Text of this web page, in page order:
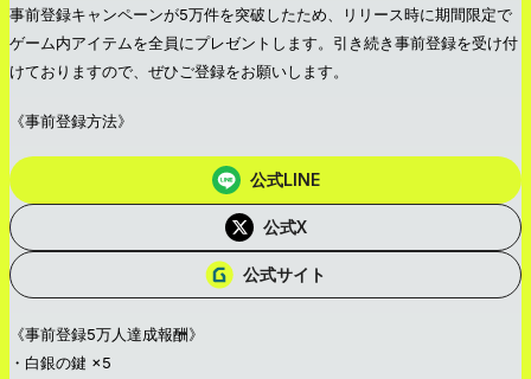
事前登録キャンペーンが5万件を突破したため、リリース時に期間限定で
ゲーム内アイテムを全員にプレゼントします。引き続き事前登録を受け付
けておりますので、ぜひご登録をお願いします。
《事前登録方法》
公式LINE
公式X
公式サイト
《事前登録5万人達成報酬》
・白銀の鍵 ×5